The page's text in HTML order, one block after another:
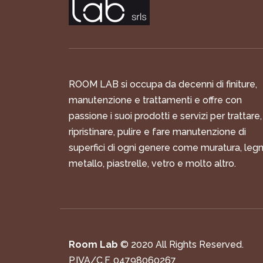
ROOM LAB si occupa da decenni di finiture,
manutenzione e trattamenti e offre con
passione i suoi prodotti e servizi per trattare,
ripristinare, pulire e fare manutenzione di
superfici di ogni genere come muratura,
metallo, piastrelle, vetro e molto altro.
Room Lab © 2020 All Rights Reserved.
P.IVA/C.F. 04798060267